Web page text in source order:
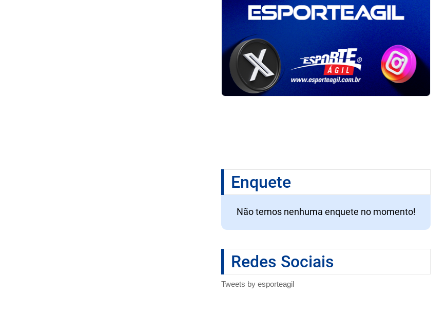
Enquete
Não temos nenhuma enquete no momento!
Redes Sociais
Tweets by esporteagil